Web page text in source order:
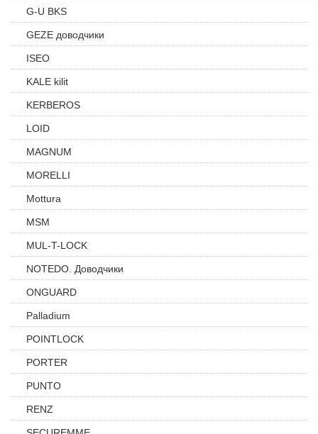
G-U BKS
GEZE доводчики
ISEO
KALE kilit
KERBEROS
LOID
MAGNUM
MORELLI
Mottura
MSM
MUL-T-LOCK
NOTEDO. Доводчики
ONGUARD
Palladium
POINTLOCK
PORTER
PUNTO
RENZ